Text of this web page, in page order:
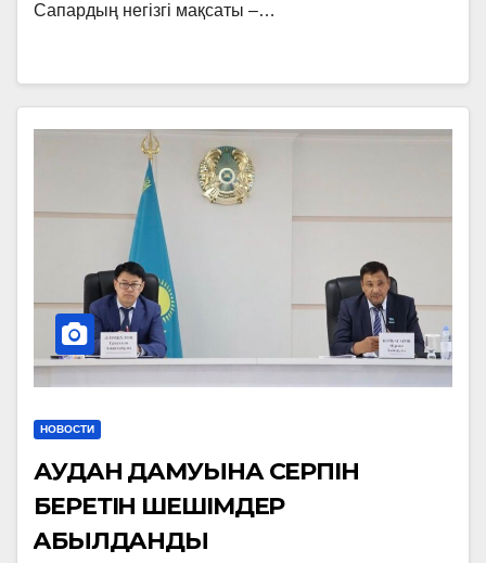
Сапардың негізгі мақсаты –…
НОВОСТИ
АУДАН ДАМУЫНА СЕРПІН
БЕРЕТІН ШЕШІМДЕР
ҚАБЫЛДАНДЫ